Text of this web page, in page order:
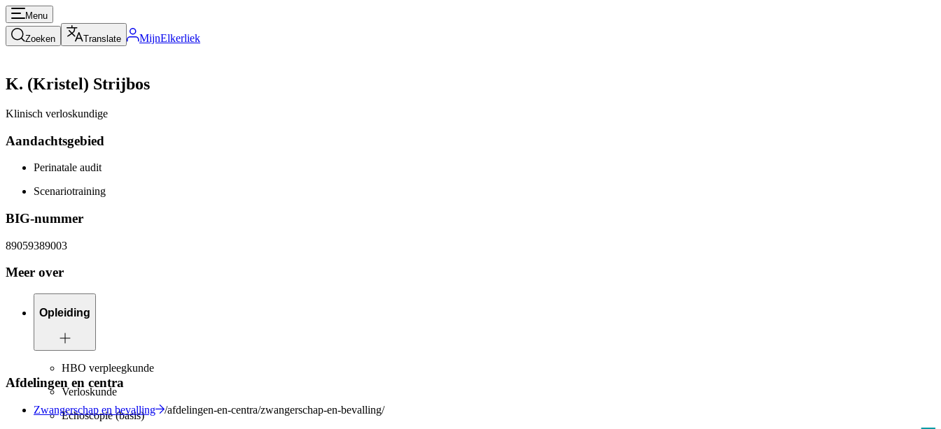
Menu
Zoeken Translate MijnElkerliek
K. (Kristel) Strijbos
Klinisch verloskundige
Aandachtsgebied
Perinatale audit
Scenariotraining
BIG-nummer
89059389003
Meer over
Opleiding
HBO verpleegkunde
Verloskunde
Echoscopie (basis)
Afdelingen en centra
Zwangerschap en bevalling /afdelingen-en-centra/zwangerschap-en-bevalling/